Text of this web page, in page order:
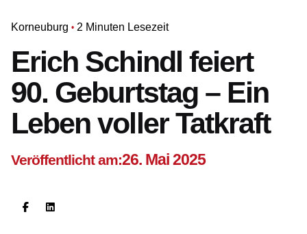
Korneuburg 2 Minuten Lesezeit
Erich Schindl feiert
90. Geburtstag – Ein
Leben voller Tatkraft
Veröffentlicht am:26. Mai 2025